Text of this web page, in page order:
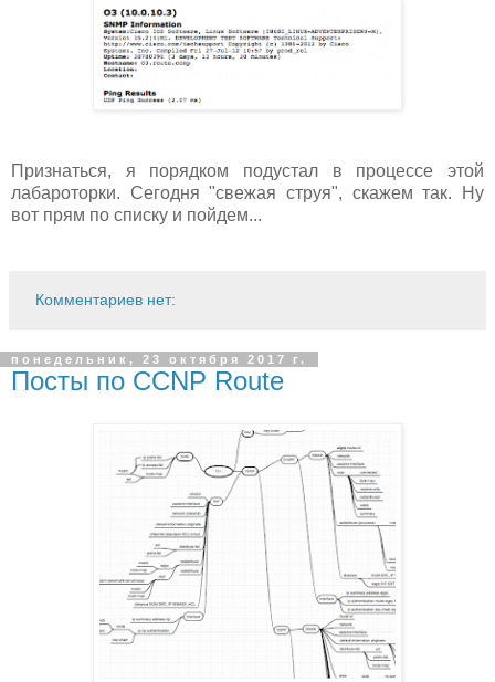
Признаться, я порядком подустал в процессе этой
лабароторки. Сегодня "свежая струя", скажем так. Ну
вот прям по списку и пойдем...
Комментариев нет:
понедельник, 23 октября 2017 г.
Посты по CCNP Route